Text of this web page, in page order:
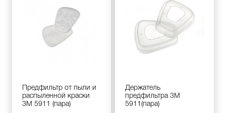
Предфильтр от пыли и
распыленной краски
3M 5911 (пара)
Держатель
предфильтра 3M
5911(пара)